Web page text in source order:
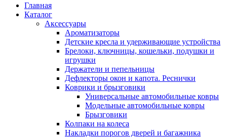
Главная
Каталог
Аксессуары
Ароматизаторы
Детские кресла и удерживающие устройства
Брелоки, ключницы, кошельки, подушки и
игрушки
Держатели и пепельницы
Дефлекторы окон и капота. Реснички
Коврики и брызговики
Универсальные автомобильные ковры
Модельные автомобильные ковры
Брызговики
Колпаки на колеса
Накладки порогов дверей и багажника